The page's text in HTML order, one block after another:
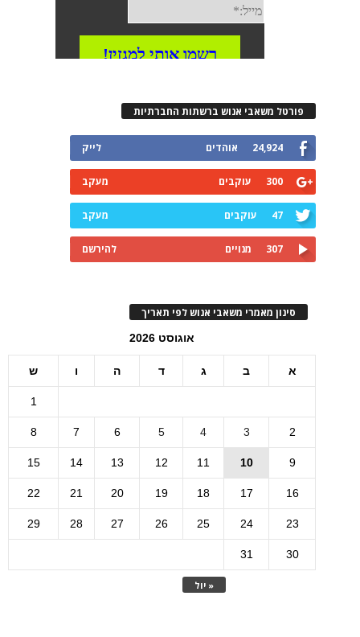
פורטל משאבי אנוש ברשתות החברתיות
24,924 אוהדים לייק
300 עוקבים מעקב
47 עוקבים מעקב
307 מנויים להירשם
סינון מאמרי משאבי אנוש לפי תאריך
אוגוסט 2026
א ב ג ד ה ו ש
« יול
1
2
3
4
5
6
7
8
9
10
11
12
13
14
15
16
17
18
19
20
21
22
23
24
25
26
27
28
29
30
31